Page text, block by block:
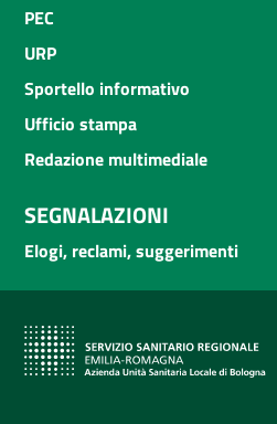
PEC
URP
Sportello informativo
Ufficio stampa
Redazione multimediale
SEGNALAZIONI
Elogi, reclami, suggerimenti